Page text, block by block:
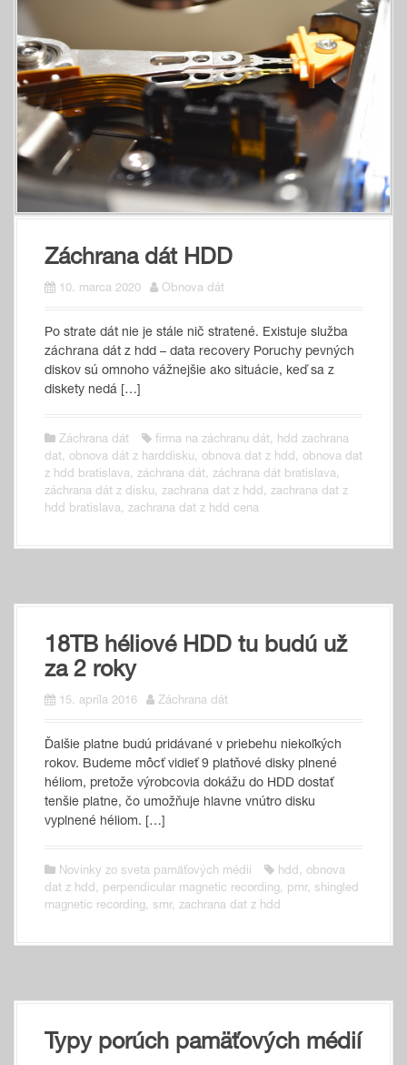
Záchrana dát HDD
10. marca 2020 Obnova dát
Po strate dát nie je stále nič stratené. Existuje služba
záchrana dát z hdd – data recovery Poruchy pevných
diskov sú omnoho vážnejšie ako situácie, keď sa z
diskety nedá […]
Záchrana dát firma na záchranu dát, hdd zachrana
dat, obnova dát z harddisku, obnova dat z hdd, obnova dat
z hdd bratislava, záchrana dát, záchrana dát bratislava,
záchrana dát z disku, zachrana dat z hdd, zachrana dat z
hdd bratislava, zachrana dat z hdd cena
18TB héliové HDD tu budú už
za 2 roky
15. apríla 2016 Záchrana dát
Ďalšie platne budú pridávané v priebehu niekoľkých
rokov. Budeme môcť vidieť 9 platňové disky plnené
héliom, pretože výrobcovia dokážu do HDD dostať
tenšie platne, čo umožňuje hlavne vnútro disku
vyplnené héliom. […]
Novinky zo sveta pamäťových médií hdd, obnova
dat z hdd, perpendicular magnetic recording , pmr, shingled
magnetic recording , smr, zachrana dat z hdd
Typy porúch pamäťových médií